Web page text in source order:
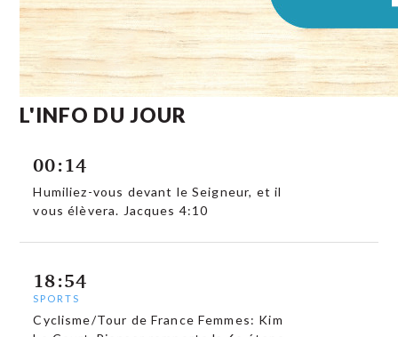
L'INFO DU JOUR
00:14
Humiliez-vous devant le Seigneur, et il
vous élèvera. Jacques 4:10
18:54
SPORTS
Cyclisme/Tour de France Femmes: Kim